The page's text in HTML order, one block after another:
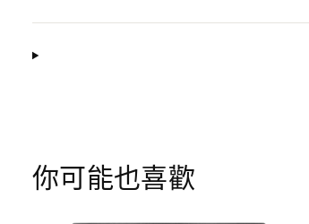
你可能也喜歡